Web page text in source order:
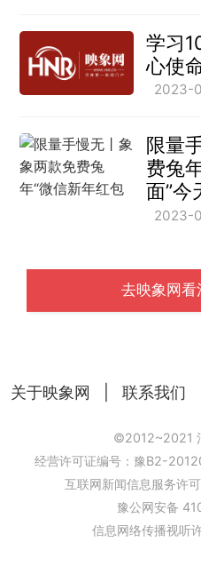
学习
心使
2023-
限量
费兔
面”今
2023-
去映象网
关于映象网 联系我们
©2012~2021
经营许可证编号：豫B2-
互联网新闻信息服务许
豫公网安备
信息网络传播视听